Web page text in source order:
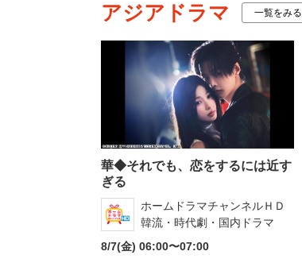
アジアドラマ 一覧をみる
華◆それでも、恋をするには近す
ぎる
ホームドラマチャンネルＨＤ
韓流・時代劇・国内ドラマ
8/7(金) 06:00〜07:00